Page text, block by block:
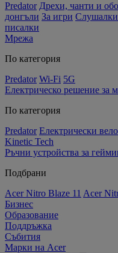
Predator Дрехи, чанти и
донгъли За игри
писалки
Мрежа
По категория
Predator Wi-Fi 5G
Електрическо решение за
По категория
Predator Електрически
Kinetic Tech
Ръчни устройства за
Подбрани
Acer Nitro Blaze 11 Acer
Бизнес
Образование
Поддръжка
Събития
Марки на Acer